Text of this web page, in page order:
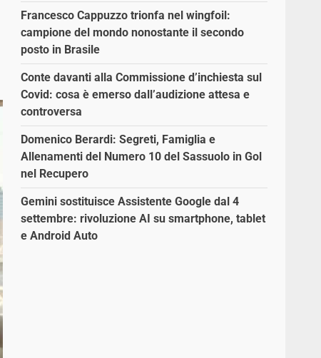
Francesco Cappuzzo trionfa nel wingfoil:
campione del mondo nonostante il secondo
posto in Brasile
Conte davanti alla Commissione d’inchiesta sul
Covid: cosa è emerso dall’audizione attesa e
controversa
Domenico Berardi: Segreti, Famiglia e
Allenamenti del Numero 10 del Sassuolo in Gol
nel Recupero
Gemini sostituisce Assistente Google dal 4
settembre: rivoluzione AI su smartphone, tablet
e Android Auto